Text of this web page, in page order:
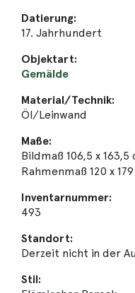
Datierung:
17. Jahrhundert
Objektart:
Gemälde
Material/Technik:
Öl/Leinwand
Maße:
Bildmaß 106,5 x 163,5
Rahmenmaß 120 x
Inventarnummer:
493
Standort:
Derzeit nicht in der
Stil: